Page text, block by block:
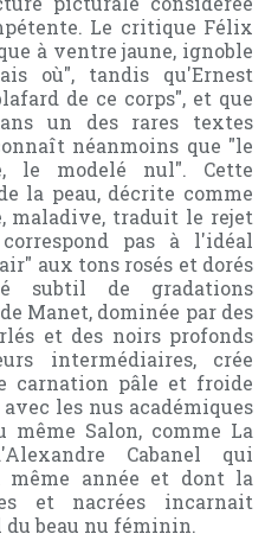
Le critique Félix
à ventre jaune, ignoble
où", tandis qu'Ernest
de ce corps", et que
un des rares textes
néanmoins que "le
le modelé nul". Cette
la peau, décrite comme
maladive, traduit le rejet
pas à l'idéal
aux tons rosés et dorés
subtil de gradations
Manet, dominée par des
et des noirs profonds
intermédiaires, crée
carnation pâle et froide
les nus académiques
même Salon, comme La
Cabanel qui
année et dont la
et nacrées incarnait
beau nu féminin.